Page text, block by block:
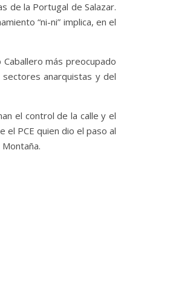
de la Portugal de Salazar.
“ni-ni” implica, en el
más preocupado
anarquistas y del
el control de la calle y el
PCE quien dio el paso al